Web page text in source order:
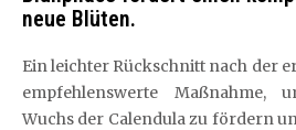
neue Blüten.
Ein leichter Rückschnitt nach der
empfehlenswerte Maßnahme,
Wuchs der Calendula zu fördern